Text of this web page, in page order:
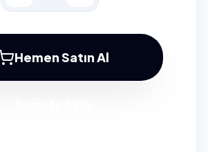
Hemen Satın Al